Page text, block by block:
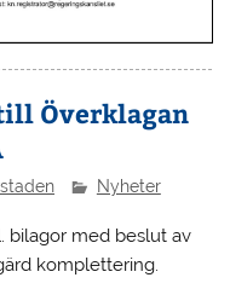
Överklagan
Nyheter
bilagor med beslut av
komplettering.